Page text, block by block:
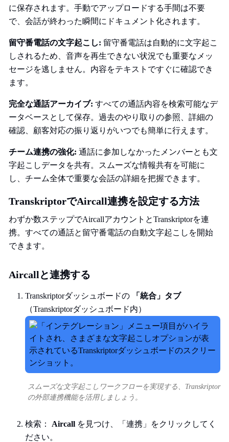
に保存されます。手動でアップロードする手間は不要
で、会話が終わった瞬間にドキュメント化されます。
留守番電話の文字起こし: 留守番電話は自動的に文字起こ
しされるため、音声を再生できない状況でも重要なメッ
セージを逃しません。内容をテキストですぐに確認でき
ます。
完全な通話アーカイブ: すべての通話内容を検索可能なデ
ータベースとして保存。過去のやり取りの参照、詳細の
確認、顧客対応の振り返りがいつでも簡単に行えます。
チーム連携の強化: 通話に参加しなかったメンバーとも文
字起こしデータを共有。スムーズな情報共有を可能に
し、チーム全体で重要な会話の詳細を把握できます。
TranskriptorでAircall連携を設定する方法
わずか数ステップでAircallアカウントとTranskriptorを連
携。すべての通話と留守番電話の自動文字起こしを開始
できます。
Aircallと連携する
Transkriptorダッシュボードの
「統合」タブ
（Transkriptorダッシュボード内）
スムーズな文字起こしワークフローを実現する、Transkriptor
の外部連携機能を活用しましょう。
検索： Aircall を見つけ、「連携」をクリックしてく
ださい。